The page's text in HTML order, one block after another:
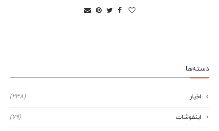
دسته‌ها
اخبار (238)
اینفوشات (79)